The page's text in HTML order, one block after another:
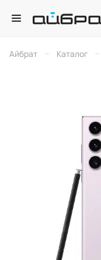
Айбрат – Каталог –